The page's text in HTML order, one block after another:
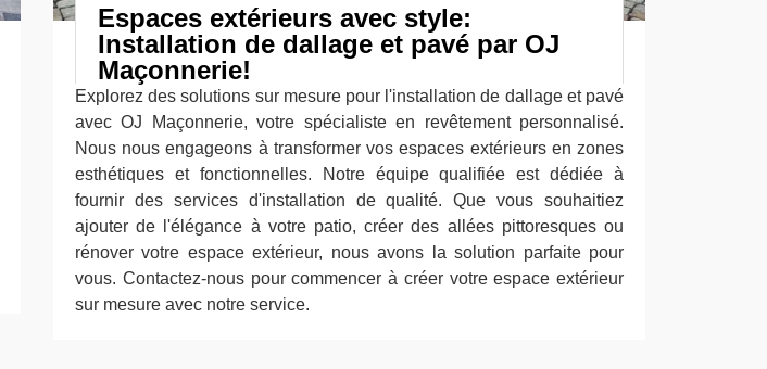
Espaces extérieurs avec style:
Installation de dallage et pavé par OJ
Maçonnerie!
Explorez des solutions sur mesure pour l'installation de dallage et pavé
avec OJ Maçonnerie, votre spécialiste en revêtement personnalisé.
Nous nous engageons à transformer vos espaces extérieurs en zones
esthétiques et fonctionnelles. Notre équipe qualifiée est dédiée à
fournir des services d'installation de qualité. Que vous souhaitiez
ajouter de l'élégance à votre patio, créer des allées pittoresques ou
rénover votre espace extérieur, nous avons la solution parfaite pour
vous. Contactez-nous pour commencer à créer votre espace extérieur
sur mesure avec notre service.